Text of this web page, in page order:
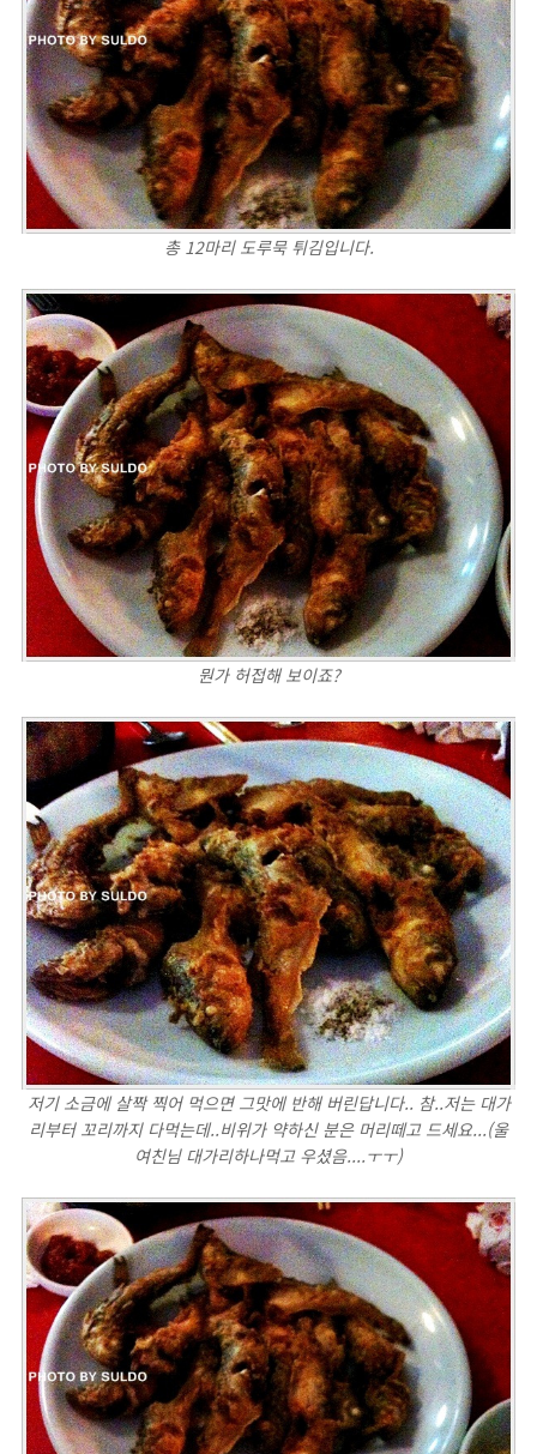
총 12마리 도루묵 튀김입니다.
뭔가 허접해 보이죠?
저기 소금에 살짝 찍어 먹으면 그맛에 반해 버린답니다.. 참..저는 대가
리부터 꼬리까지 다먹는데..비위가 약하신 분은 머리떼고 드세요...(울
여친님 대가리하나먹고 우셨음....ㅜㅜ)